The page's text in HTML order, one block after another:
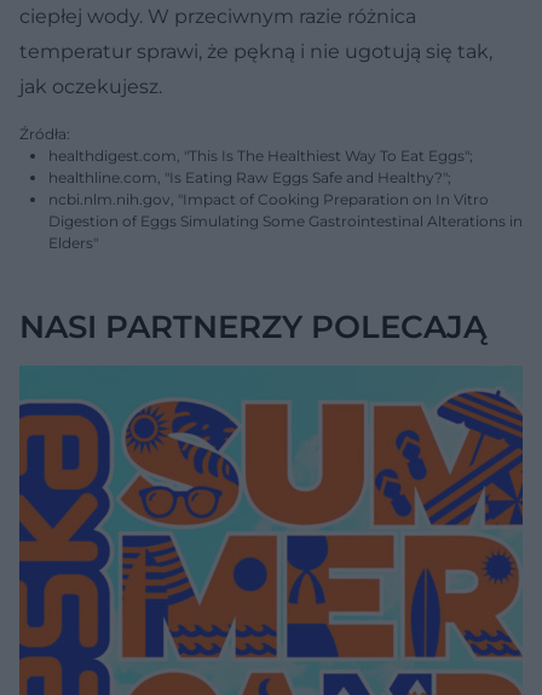
ciepłej wody. W przeciwnym razie różnica
temperatur sprawi, że pękną i nie ugotują się tak,
jak oczekujesz.
Źródła:
healthdigest.com, "This Is The Healthiest Way To Eat Eggs";
healthline.com, "Is Eating Raw Eggs Safe and Healthy?";
ncbi.nlm.nih.gov, "Impact of Cooking Preparation on In Vitro
Digestion of Eggs Simulating Some Gastrointestinal Alterations in
Elders"
NASI PARTNERZY POLECAJĄ